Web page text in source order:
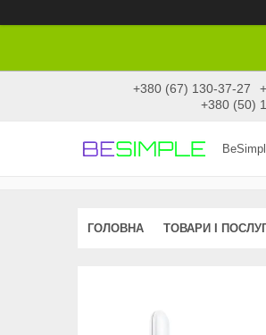
+380 (67) 130-37-27
+380 (50)
ГОЛОВНА ТОВАРИ І